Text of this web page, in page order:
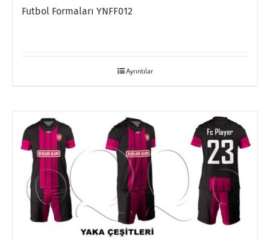
Futbol Formaları YNFF012
Ayrıntılar